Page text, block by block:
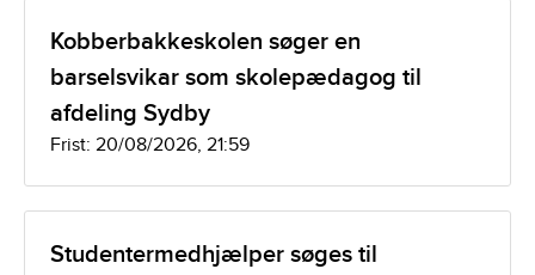
Kobberbakkeskolen søger en
barselsvikar som skolepædagog til
afdeling Sydby
Frist: 20/08/2026, 21:59
Studentermedhjælper søges til